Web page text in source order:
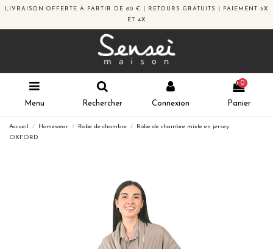
LIVRAISON OFFERTE À PARTIR DE 80 € | RETOURS GRATUITS | PAIEMENT 3X
ET 4X
Menu Rechercher Connexion
0
Panier
Accueil Homewear Robe de chambre
Robe de chambre mixte en jersey
OXFORD